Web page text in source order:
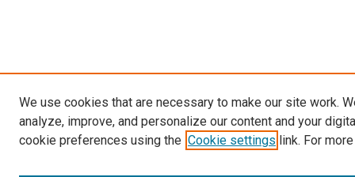
We use cookies that are necessary to make our site work.
analyze, improve, and personalize our content and your
cookie preferences using the Cookie settings link. For